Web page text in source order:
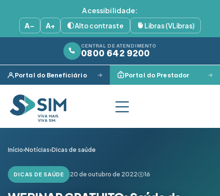
Acessibilidade:
A−
A+ Alto contraste Libras (VLibras)
CENTRAL DE ATENDIMENTO
0800 642 9200
Portal do Beneficiário Portal do Prestador
Início›Notícias›Dicas de saúde
DICAS DE SAÚDE 20 de outubro de 2022 16